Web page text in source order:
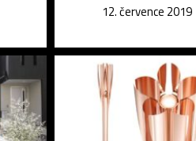
12. července 2019